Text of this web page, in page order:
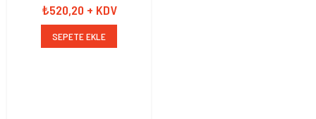
₺520,20 + KDV
SEPETE EKLE